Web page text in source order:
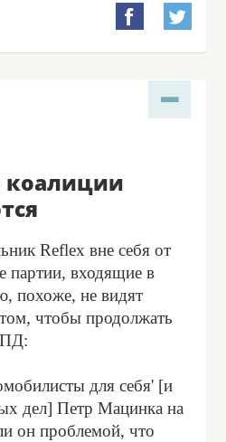
 
коалиции
Reflex вне себя от
партии, входящие в
похоже, не видят
чтобы продолжать
для себя' [и
дел] Петр Мацинка на
он проблемой, что